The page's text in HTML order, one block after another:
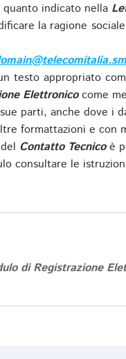
indicato nella
la ragione
testo appropriato
Elettronicocome
parti, anche dove i
formattazioni e con
Contatto Tecnicoè
consultare le
di Registrazione